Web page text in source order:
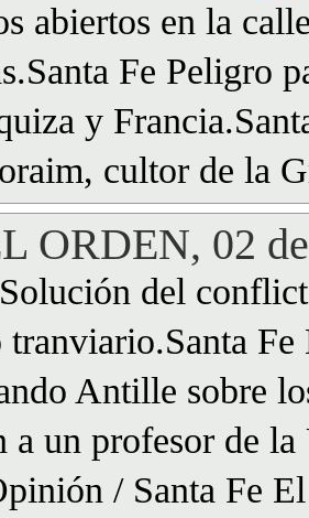
abiertos en la
Fe Peligro
y
cultor de la
ORDEN, 02
del
Fe
Antille sobre
a un profesor de
/ Santa Fe